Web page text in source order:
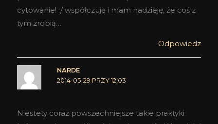
cytowanie! :/ współczuję i mam nadzieję, że coś z
tym zrobią…
Odpowiedz
NARDE
2014-05-29 PRZY 12:03
Niestety coraz powszechniejsze takie praktyki